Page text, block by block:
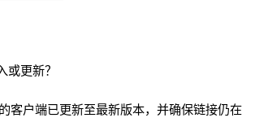
或更新？
客户端已更新至最新版本，并确保链接仍在